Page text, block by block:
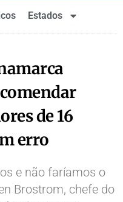
Estados
de 16
erro
e não faríamos o
Brostrom, chefe do